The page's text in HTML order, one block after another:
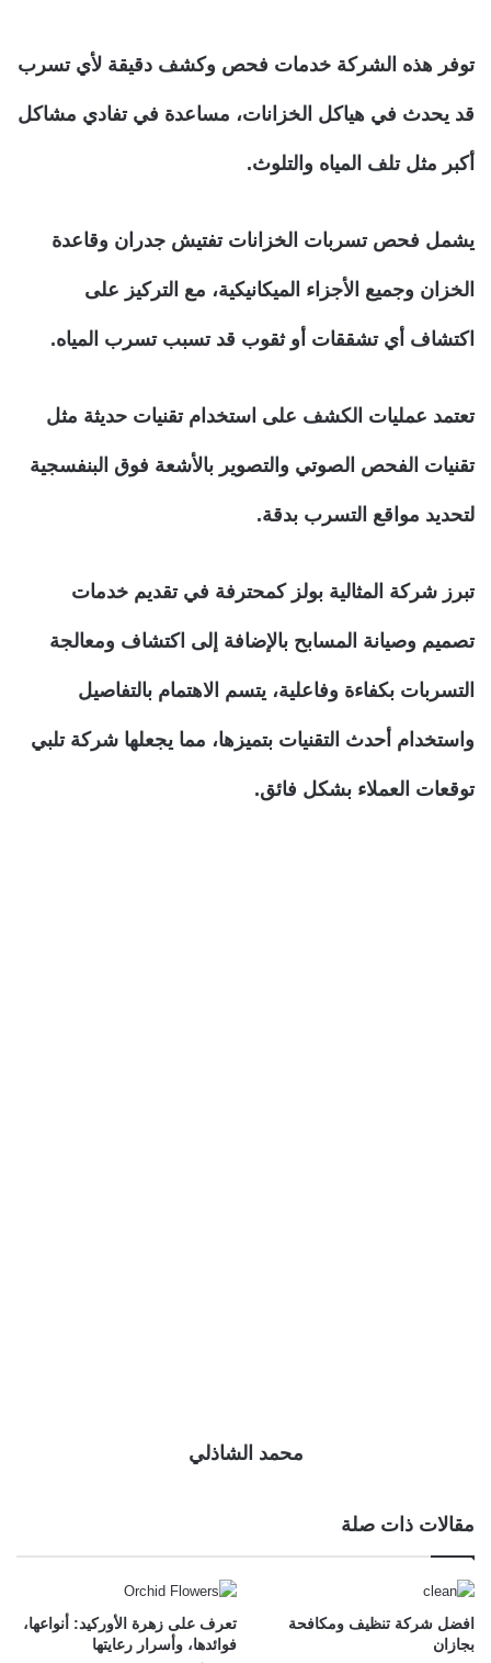
توفر هذه الشركة خدمات فحص وكشف دقيقة لأي تسرب
قد يحدث في هياكل الخزانات، مساعدة في تفادي مشاكل
أكبر مثل تلف المياه والتلوث.
يشمل فحص تسربات الخزانات تفتيش جدران وقاعدة
الخزان وجميع الأجزاء الميكانيكية، مع التركيز على
اكتشاف أي تشققات أو ثقوب قد تسبب تسرب المياه.
تعتمد عمليات الكشف على استخدام تقنيات حديثة مثل
تقنيات الفحص الصوتي والتصوير بالأشعة فوق البنفسجية
لتحديد مواقع التسرب بدقة.
تبرز شركة المثالية بولز كمحترفة في تقديم خدمات
تصميم وصيانة المسابح بالإضافة إلى اكتشاف ومعالجة
التسربات بكفاءة وفاعلية، يتسم الاهتمام بالتفاصيل
واستخدام أحدث التقنيات بتميزها، مما يجعلها شركة تلبي
توقعات العملاء بشكل فائق.
محمد الشاذلي
مقالات ذات صلة
افضل شركة تنظيف ومكافحة
بجازان
تعرف على زهرة الأوركيد: أنواعها،
فوائدها، وأسرار رعايتها